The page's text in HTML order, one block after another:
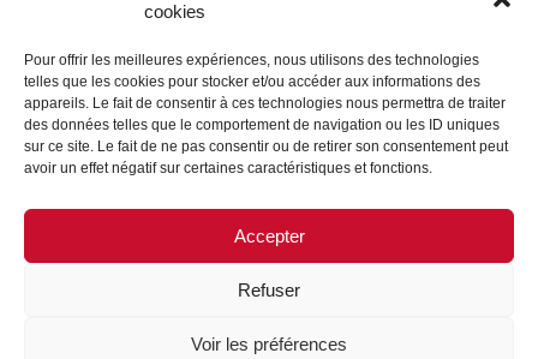
cookies
Pour offrir les meilleures expériences, nous utilisons des technologies
telles que les cookies pour stocker et/ou accéder aux informations des
appareils. Le fait de consentir à ces technologies nous permettra de traiter
des données telles que le comportement de navigation ou les ID uniques
sur ce site. Le fait de ne pas consentir ou de retirer son consentement peut
avoir un effet négatif sur certaines caractéristiques et fonctions.
Accepter
Refuser
Voir les préférences
Produit
Lire la suite
Produit
Lire la suite